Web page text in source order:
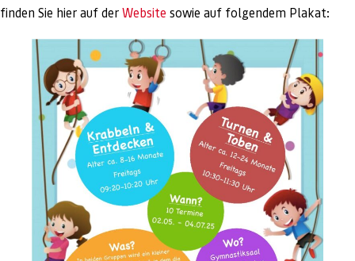
finden Sie hier auf der Website sowie auf folgendem Plakat: